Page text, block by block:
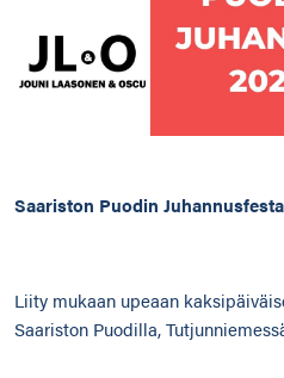
Saariston Puodin
Liity mukaan upeaan
Saariston Puodilla,